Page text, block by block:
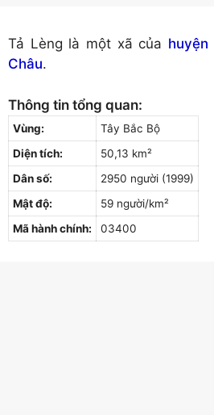
Tả Lèng là một xã của
Châu.
Thông tin tổng quan:
Vùng:
Tây Bắc Bộ
Diện tích:
50,13 km²
Dân số:
2950 người (1999)
Mật độ:
59 người/km²
Mã hành chính:
03400